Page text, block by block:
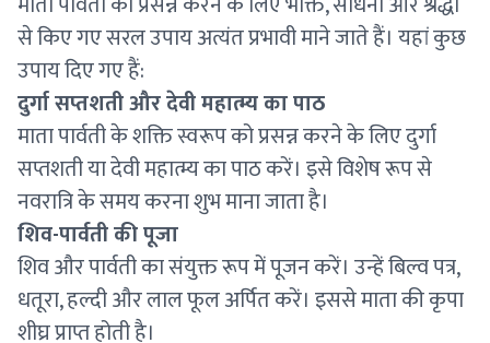
से किए गए सरल उपाय अत्यंत प्रभावी माने जाते हैं। यहां कुछ
उपाय दिए गए हैं:
दुर्गा सप्तशती और देवी महात्म्य का पाठ
माता पार्वती के शक्ति स्वरूप को प्रसन्न करने के लिए दुर्गा
सप्तशती या देवी महात्म्य का पाठ करें। इसे विशेष रूप से
नवरात्रि के समय करना शुभ माना जाता है।
शिव-पार्वती की पूजा
शिव और पार्वती का संयुक्त रूप में पूजन करें। उन्हें बिल्व पत्र,
धतूरा, हल्दी और लाल फूल अर्पित करें। इससे माता की कृपा
शीघ्र प्राप्त होती है।